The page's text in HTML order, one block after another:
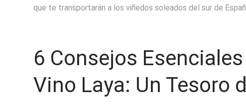
que te transportarán a los viñedos soleados del sur de
6 Consejos
Vino Laya: Un Tesoro